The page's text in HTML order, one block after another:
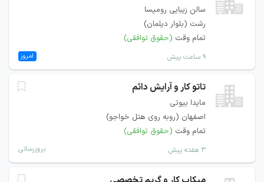
سالن زیبایی رومیسا
رشت (بلوار دیلمان)
تمام وقت (حقوق توافقی)
۹ ساعت پیش امروز
تاتو کار و آرایش دائم
مایدا بیوتی
اصفهان (روبه روی هتل خواجو)
تمام وقت (حقوق توافقی)
۳ هفته پیش بروزرسانی